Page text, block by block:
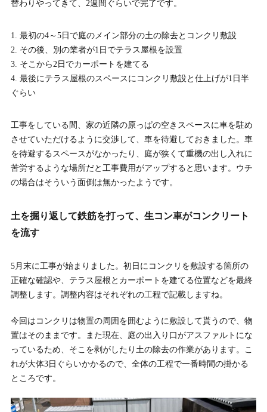
替わりやってきて、2週間ぐらいで完了です。
最初の4～5日で庭のメイン部分の土の除去とコンクリ敷設
その後、別の業者が1日でテラス屋根を設置
そこから2日でカーポートを建てる
最後にテラス屋根のスペースにコンクリ敷設と仕上げが1日半
ぐらい
工事をしている間、家の近隣の原っぱの空きスペースに車を駐め
させていただけるように交渉して、車を待避しておきました。車
を待避するスペースがなかったり、庭が狭くて重機の出し入れに
苦労するような場所だと工事費用がアップすると思います。ウチ
の場合はそういう面倒は無かったようです。
土を掘り返して鉄筋を打って、生コン車がコンクリート
を流す
5月末に工事が始まりました。初日にコンクリを敷設する箇所の
正確な確認や、テラス屋根とカーポートを建てる位置などを最終
調整します。調整内容はそれぞれの工程で記載しますね。
今回はコンクリは物置の周囲を囲むように敷設して貰うので、物
置はそのままです。また現在、庭の出入り口がアスファルトにな
っているため、そこを剥がしたり土の除去の作業があります。こ
れが大体3日ぐらいかかるので、全体の工程で一番時間の掛かる
ところです。